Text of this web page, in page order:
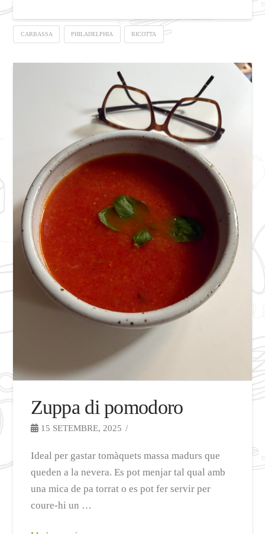
CARBASSA PHILADELPHIA RICOTTA
Zuppa di pomodoro
15 SETEMBRE, 2025
Ideal per gastar tomàquets massa madurs que
queden a la nevera. Es pot menjar tal qual amb
una mica de pa torrat o es pot fer servir per
coure-hi un …